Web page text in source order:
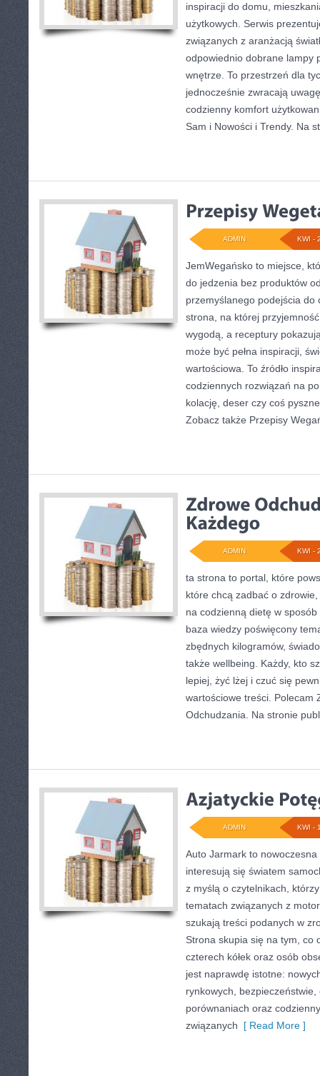
inspiracji do domu,
użytkowych. Serwis
związanych z aranżacją
odpowiednio dobrane lampy
wnętrze. To przestrzeń dla
jednocześnie zwracają
codzienny komfort
Sam i Nowości i Trendy. Na
KWI -
ADMIN
JemWegańsko to miejsce,
do jedzenia bez produktów
przemyślanego podejścia do
strona, na której
wygodą, a receptury
może być pełna inspiracji,
wartościowa. To źródło
codziennych rozwiązań na
kolację, deser czy coś
Zobacz także Przepisy
KWI -
ADMIN
ta strona to portal, które
które chcą zadbać o
na codzienną dietę w
baza wiedzy poświęcony
zbędnych kilogramów,
także wellbeing. Każdy, kto
lepiej, żyć lżej i czuć się
wartościowe treści. Polecam
Odchudzania. Na stronie
KWI -
ADMIN
Auto Jarmark to
interesują się światem
z myślą o czytelnikach,
tematach związanych z
szukają treści podanych w
Strona skupia się na tym, co
czterech kółek oraz osób
jest naprawdę istotne:
rynkowych,
porównaniach oraz
związanych [ Read More ]